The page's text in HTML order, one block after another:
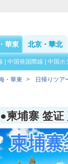
華東 北京・華北
中国発国際線 中国ホ
・華東 > 日帰りツア